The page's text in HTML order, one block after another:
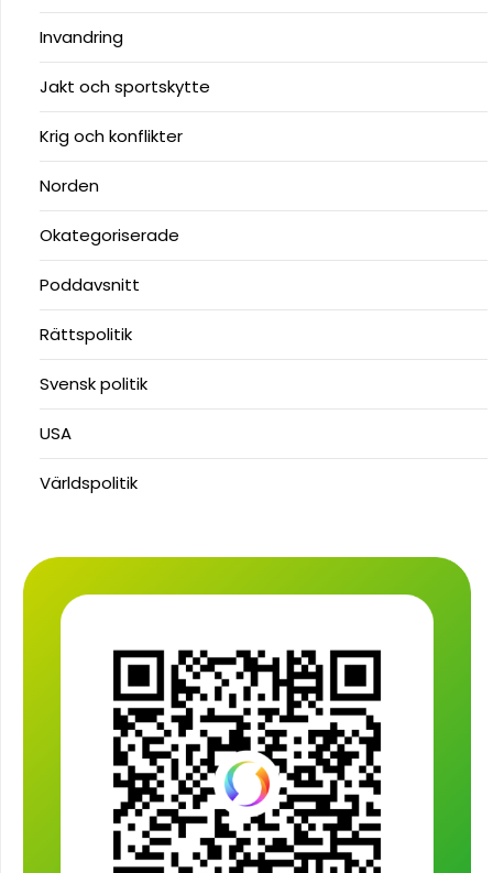
Invandring
Jakt och sportskytte
Krig och konflikter
Norden
Okategoriserade
Poddavsnitt
Rättspolitik
Svensk politik
USA
Världspolitik